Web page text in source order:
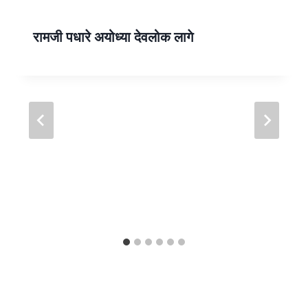
रामजी पधारे अयोध्या देवलोक लागे